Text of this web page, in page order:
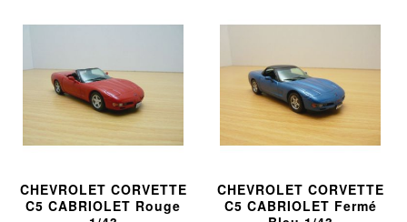
CHEVROLET CORVETTE
C5 CABRIOLET Rouge
CHEVROLET CORVETTE
C5 CABRIOLET Fermé